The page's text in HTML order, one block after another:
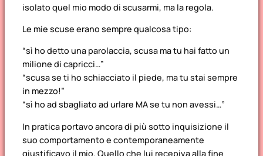
isolato quel mio modo di scusarmi, ma la regola.
Le mie scuse erano sempre qualcosa tipo:
“sì ho detto una parolaccia, scusa ma tu hai fatto un
milione di capricci…”
“scusa se ti ho schiacciato il piede, ma tu stai sempre
in mezzo!”
“sì ho ad sbagliato ad urlare MA se tu non avessi…”
In pratica portavo ancora di più sotto inquisizione il
suo comportamento e contemporaneamente
giustificavo il mio. Quello che lui recepiva alla fine